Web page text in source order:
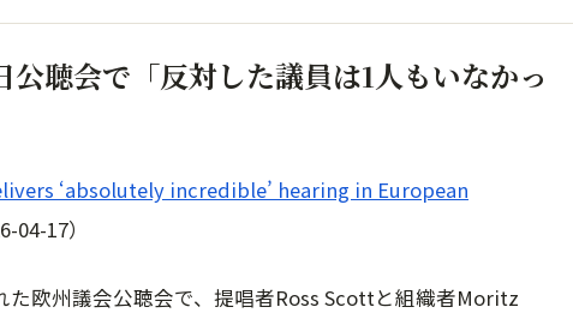
聴会で「反対した議員は1人もいなかっ
‘absolutely incredible’ hearing in European
04-17）
た欧州議会公聴会で、提唱者Ross Scottと組織者Moritz